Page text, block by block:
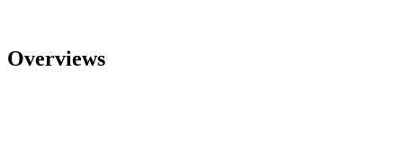
Overviews